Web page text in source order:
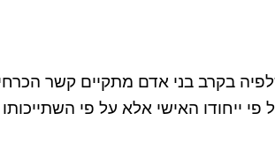
שלפיה בקרב בני אדם מתקיים קשר
פי ייחודו האישי אלא על פי